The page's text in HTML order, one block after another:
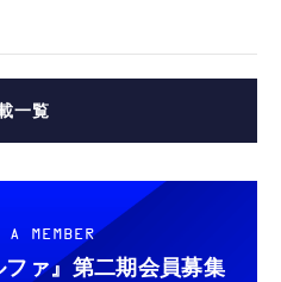
一覧
A MEMBER
ァ』 第二期会員募集